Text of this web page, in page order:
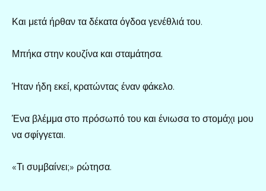
Και μετά ήρθαν τα δέκατα όγδοα γενέθλιά του.
Μπήκα στην κουζίνα και σταμάτησα.
Ήταν ήδη εκεί, κρατώντας έναν φάκελο.
Ένα βλέμμα στο πρόσωπό του και ένιωσα το στομάχι μου
να σφίγγεται.
«Τι συμβαίνει;» ρώτησα.